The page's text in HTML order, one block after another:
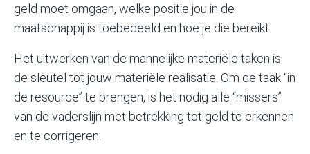
geld moet omgaan, welke positie jou in de
maatschappij is toebedeeld en hoe je die bereikt.
Het uitwerken van de mannelijke materiële taken is
de sleutel tot jouw materiële realisatie . Om de taak “in
de resource” te brengen, is het nodig alle “missers”
van de vaderslijn met betrekking tot geld te erkennen
en te corrigeren.